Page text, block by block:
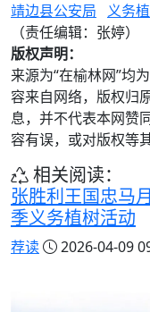
靖边县公安局
义务
（责任编辑：张婷）
版权声明：
来源为“在榆林网”均
容来自网络，版权归
息，并不代表本网赞
容有误，或对版权等
相关阅读：
张胜利王国忠马
季义务植树活动
荐读 2026-04-09